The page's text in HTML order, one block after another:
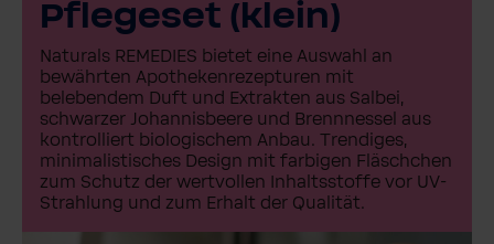
Pflegeset (klein)
Naturals REMEDIES bietet eine Auswahl an
bewährten Apothekenrezepturen mit
belebendem Duft und Extrakten aus Salbei,
schwarzer Johannisbeere und Brennnessel aus
kontrolliert biologischem Anbau. Trendiges,
minimalistisches Design mit farbigen Fläschchen
zum Schutz der wertvollen Inhaltsstoffe vor UV-
Strahlung und zum Erhalt der Qualität.